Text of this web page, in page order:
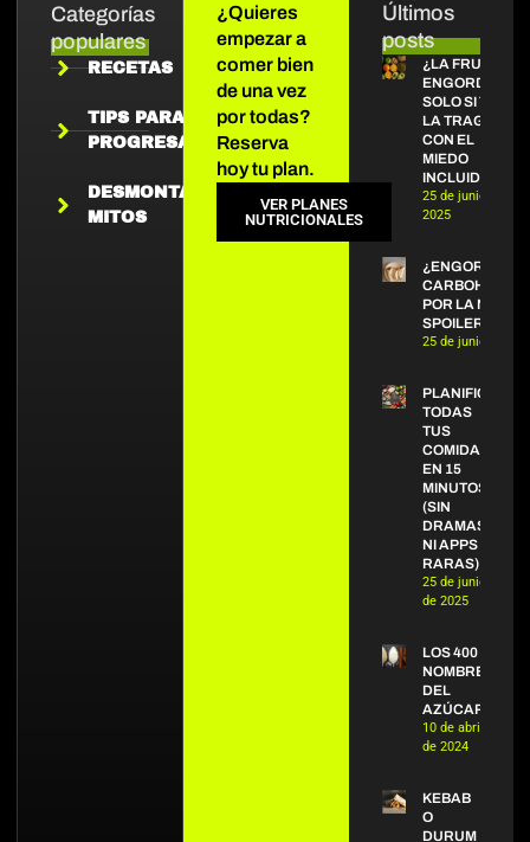
Categorías
populares
RECETAS
TIPS PARA
PROGRESAR
DESMONTANDO
MITOS
Últimos
posts
¿LA FRUTA
ENGORDA?
SOLO SI TE
LA TRAGAS
CON EL
MIEDO
INCLUIDO
25 de junio de
2025
¿ENGORDAN
POR LA
SPOILER: NO.
25 de junio de
PLANIFICA
TODAS
TUS
COMIDAS
EN 15
MINUTOS
(SIN
DRAMAS
NI APPS
RARAS)
25 de junio
de 2025
LOS 400
NOMBRES
DEL
AZÚCAR
10 de abril
de 2024
KEBAB
O
DURUM
¿Quieres
empezar a
comer bien
de una vez
por todas?
Reserva
hoy tu plan.
VER PLANES
NUTRICIONALES